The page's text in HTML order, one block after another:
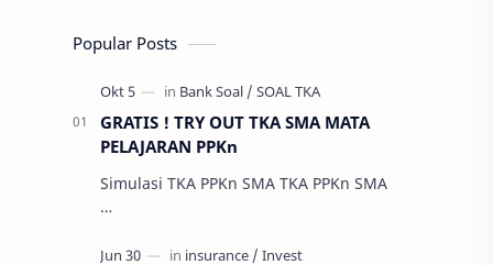
Popular Posts
GRATIS ! TRY OUT TKA SMA MATA
PELAJARAN PPKn
Simulasi TKA PPKn SMA TKA PPKn SMA
…